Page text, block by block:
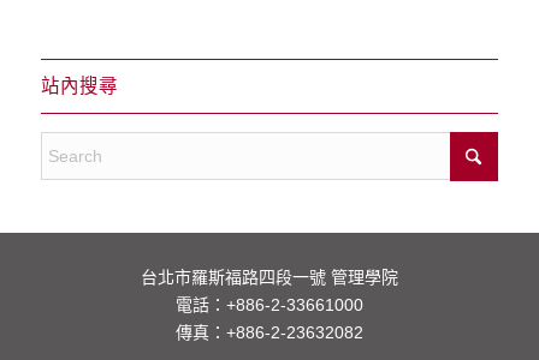
站內搜尋
台北市羅斯福路四段一號 管理學院
電話： +886-2-33661000
傳真：+886-2-23632082